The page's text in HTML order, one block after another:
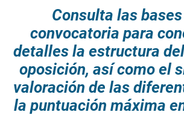
Consulta las
convocatoria para
detalles la estructura
oposición, así como el
valoración de las
la puntuación máxima